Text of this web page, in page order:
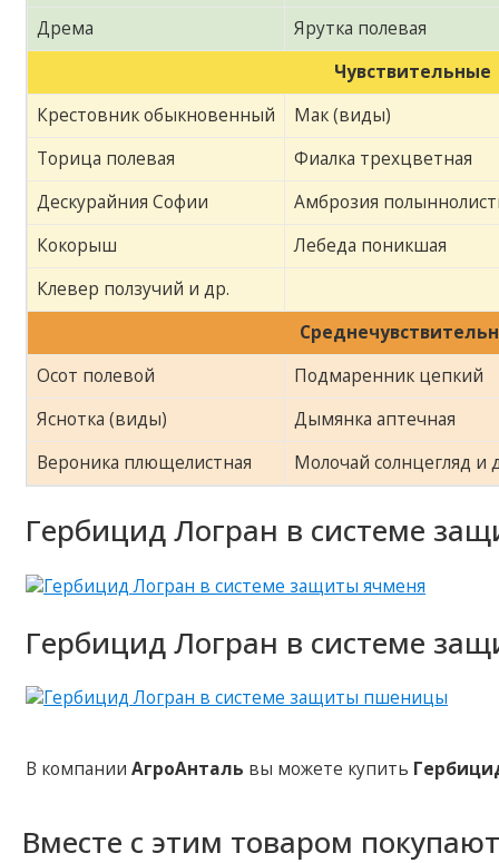
Дрема
Ярутка полевая
Чувствительные
Крестовник обыкновенный
Мак (виды)
Торица полевая
Фиалка трехцветная
Дескурайния Софии
Амброзия
Кокорыш
Лебеда поникшая
Клевер ползучий и др.
Осот полевой
Подмаренник цепкий
Яснотка (виды)
Дымянка аптечная
Вероника плющелистная
Молочай солнцегляд и
Гербицид Логран в системе
Гербицид Логран в системе
В компанииАгроАнталь вы можете купить
Вместе с этим товаром покупают